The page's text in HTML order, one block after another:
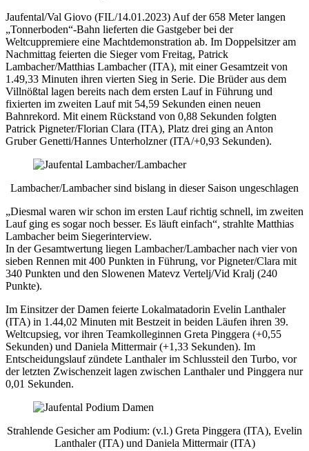
Jaufental/Val Giovo (FIL/14.01.2023) Auf der 658 Meter langen
„Tonnerboden“-Bahn lieferten die Gastgeber bei der
Weltcuppremiere eine Machtdemonstration ab. Im Doppelsitzer am
Nachmittag feierten die Sieger vom Freitag, Patrick
Lambacher/Matthias Lambacher (ITA), mit einer Gesamtzeit von
1.49,33 Minuten ihren vierten Sieg in Serie. Die Brüder aus dem
Villnößtal lagen bereits nach dem ersten Lauf in Führung und
fixierten im zweiten Lauf mit 54,59 Sekunden einen neuen
Bahnrekord. Mit einem Rückstand von 0,88 Sekunden folgten
Patrick Pigneter/Florian Clara (ITA), Platz drei ging an Anton
Gruber Genetti/Hannes Unterholzner (ITA/+0,93 Sekunden).
Lambacher/Lambacher sind bislang in dieser Saison ungeschlagen
„Diesmal waren wir schon im ersten Lauf richtig schnell, im zweiten
Lauf ging es sogar noch besser. Es läuft einfach“, strahlte Matthias
Lambacher beim Siegerinterview.
In der Gesamtwertung liegen Lambacher/Lambacher nach vier von
sieben Rennen mit 400 Punkten in Führung, vor Pigneter/Clara mit
340 Punkten und den Slowenen Matevz Vertelj/Vid Kralj (240
Punkte).
Im Einsitzer der Damen feierte Lokalmatadorin Evelin Lanthaler
(ITA) in 1.44,02 Minuten mit Bestzeit in beiden Läufen ihren 39.
Weltcupsieg, vor ihren Teamkolleginnen Greta Pinggera (+0,55
Sekunden) und Daniela Mittermair (+1,33 Sekunden). Im
Entscheidungslauf zündete Lanthaler im Schlussteil den Turbo, vor
der letzten Zwischenzeit lagen zwischen Lanthaler und Pinggera nur
0,01 Sekunden.
Strahlende Gesicher am Podium: (v.l.) Greta Pinggera (ITA), Evelin
Lanthaler (ITA) und Daniela Mittermair (ITA)